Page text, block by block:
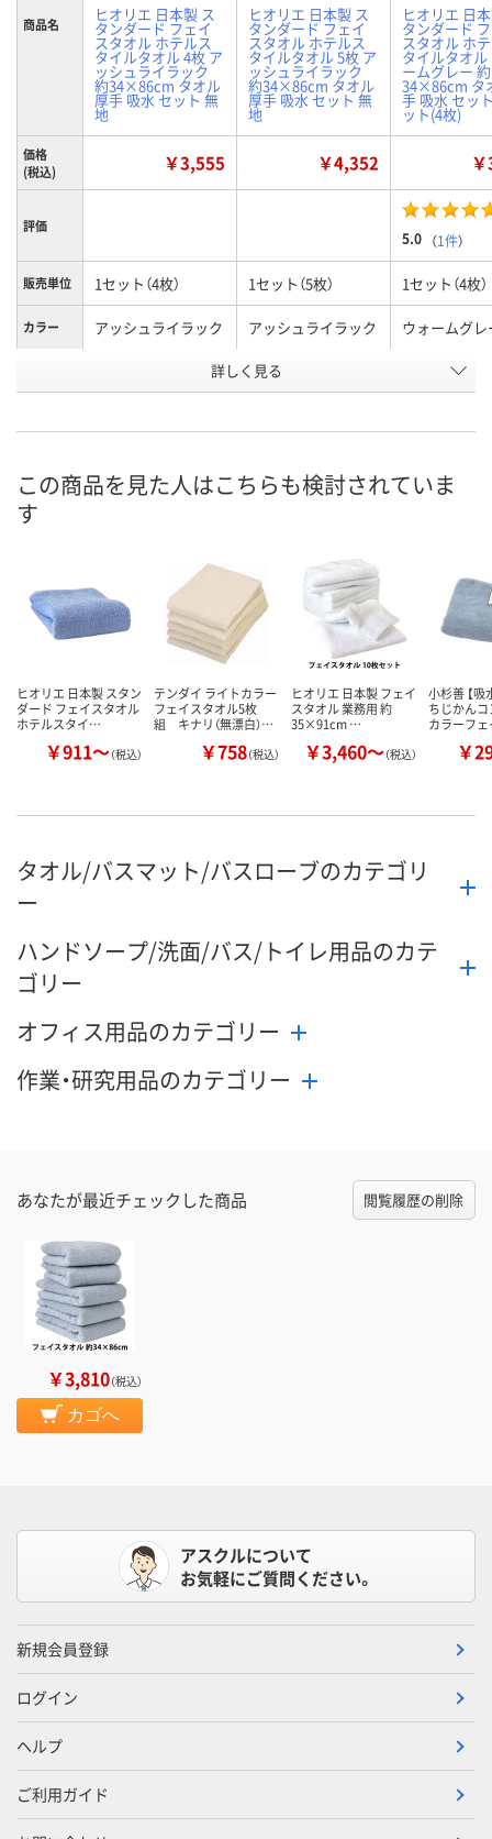
商品名 ヒオリエ 日本製 ス
タンダード フェイ
スタオル ホテルス
タイルタオル 4枚 ア
ッシュライラック
約34×86cm タオル
厚手 吸水 セット 無
地
ヒオリエ 日本製 ス
タンダード フェイ
スタオル ホテルス
タイルタオル 5枚 ア
ッシュライラック
約34×86cm タオル
厚手 吸水 セット 無
地
ヒオリエ 日
タンダード
スタオル ホ
タイルタオル
ームグレー 約
34×86cm タ
手 吸水 セッ
ット(4枚)
価格
(税込)
￥3,555 ￥4,352
評価
5.0 （1件）
販売単位 1セット（4枚） 1セット（5枚） 1セット（4枚）
カラー アッシュライラック アッシュライラック ウォームグレ
X106590 HH62152
カ
詳しく見る
この商品を見た人はこちらも検討されていま
す
ヒオリエ 日本製 スタン
ダード フェイスタオル
ホテルスタイ…
￥911～（税込）
テンダイ ライトカラー
フェイスタオル5枚
組 キナリ（無漂白）…
￥758（税込）
ヒオリエ 日本製 フェイ
スタオル 業務用 約
35×91cm …
￥3,460～（税込）
小杉善 【吸
ちじかん
カラーフ
￥
タオル/バスマット/バスローブのカテゴリ
ー
ハンドソープ/洗面/バス/トイレ用品のカテ
ゴリー
オフィス用品のカテゴリー
作業・研究用品のカテゴリー
あなたが最近チェックした商品 閲覧履歴の削除
￥3,810（税込）
カゴへ
アスクルについて
お気軽にご質問ください。
新規会員登録
ログイン
ヘルプ
ご利用ガイド